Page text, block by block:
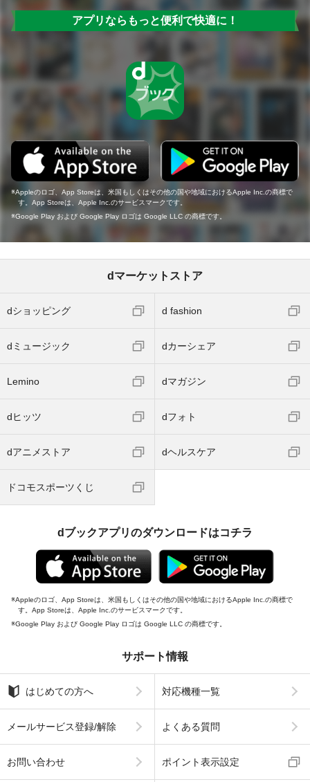
アプリならもっと便利で快適に！
Appleのロゴ、App Storeは、米国もしくはその他の国や地域におけるApple Inc.の商標で
す。App Storeは、Apple Inc.のサービスマークです。
Google Play および Google Play ロゴは Google LLC の商標です。
dマーケットストア
dショッピング d fashion
dミュージック dカーシェア
Lemino dマガジン
dヒッツ dフォト
dアニメストア dヘルスケア
ドコモスポーツくじ
dブックアプリのダウンロードはコチラ
Appleのロゴ、App Storeは、米国もしくはその他の国や地域におけるApple Inc.の商標で
す。App Storeは、Apple Inc.のサービスマークです。
Google Play および Google Play ロゴは Google LLC の商標です。
サポート情報
はじめての方へ 対応機種一覧
メールサービス登録/解除 よくある質問
お問い合わせ ポイント表示設定